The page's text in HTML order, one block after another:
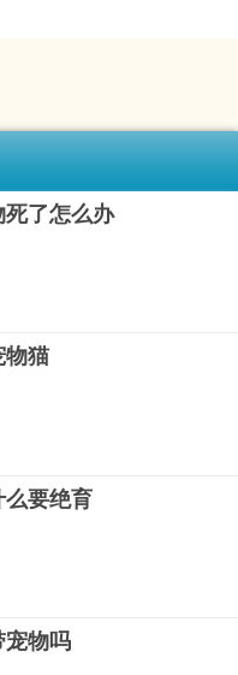
了怎么办
物猫
要绝育
物吗